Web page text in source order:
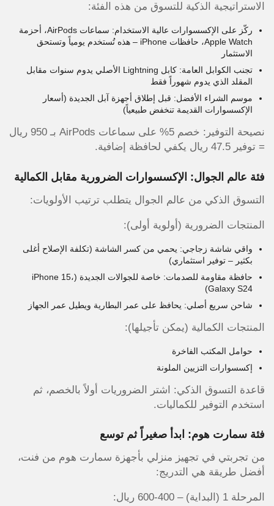
الاستراتيجية الذكية للتسوق من هذه الفئة:
ركّز على الإكسسوارات عالية الاستخدام: سماعات AirPods، أحزمة
Apple Watch، حافظات iPhone – هذه تُستخدم يومياً وتستحق
الاستثمار
تجنب الكوابل العامة: كابل Lightning الأصلي يدوم سنوات مقابل
المقلد الذي يدوم شهوراً فقط
موسم الشراء الأفضل: قبل إطلاق أجهزة آبل الجديدة (أسعار
الإكسسوارات القديمة تنخفض طبيعياً)
نصيحة التوفير: خصم 5% على سماعات AirPods بـ 950 ريال
= توفير 47.5 ريال يكفي لحافظة إضافية.
فئة عالم الجوال: الإكسسوارات الضرورية مقابل الكمالية
التسوق الذكي من عالم الجوال يتطلب ترتيب الأولويات:
المنتجات الضرورية (أولوية أولى):
واقي شاشة زجاجي: يحمي من كسر الشاشة (تكلفة الإصلاح أغلى
بكثير – توفير استثماري)
حافظة مقاومة للصدمات: خاصة للجوالات الجديدة (iPhone 15،
Galaxy S24)
شاحن سريع أصلي: يحافظ على عمر البطارية ويطيل عمر الجهاز
المنتجات الكمالية (يمكن تأجيلها):
حوامل المكتب الفاخرة
إكسسوارات التزيين الملونة
قاعدة التسوق الذكي: اشتر الضروريات أولاً بالخصم، ثم
استخدم التوفير للكماليات.
فئة سمارت هوم: ابدأ صغيراً ثم توسع
من تجربتي في تجهيز منزلي بأجهزة سمارت هوم من فنت،
أفضل طريقة هي التدريج:
المرحلة 1 (البداية) – 400-600 ريال: